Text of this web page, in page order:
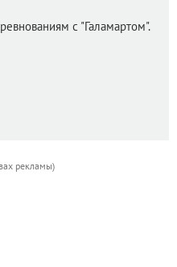
с "Галамартом".
рекламы)